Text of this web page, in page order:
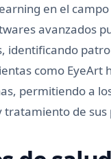
en el
avanzados
identificando
como EyeArt
permitiendo a
de sus